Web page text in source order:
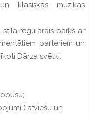
klasiskās mūzikas
regulārais parks ar
parteriem un
Dārza svētki.
(latviešu un